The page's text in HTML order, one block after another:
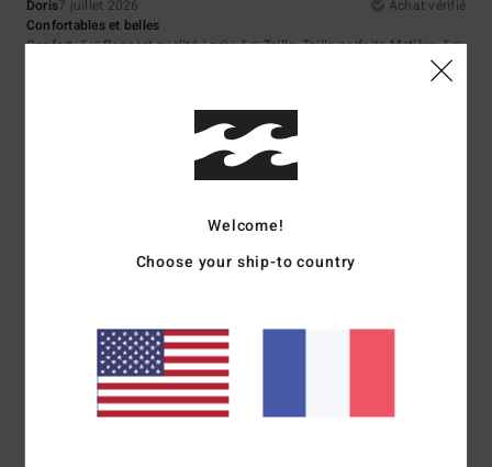
Doris7 juillet 2026
Achat vérifié
Confortables et belles
Confort: 5/5 Rapport qualité / prix: 5/5 Taille: Taille parfaiteMatière: 5/5
5/5
6 juillet 2026
Je recommande ce produit
5
Welcome!
Choose your ship-to country